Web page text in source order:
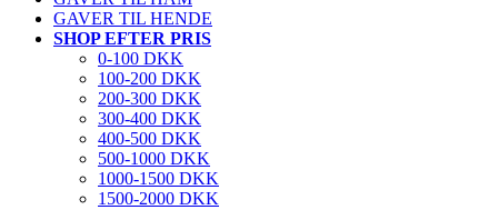
GAVER TIL HENDE
SHOP EFTER PRIS
0-100 DKK
100-200 DKK
200-300 DKK
300-400 DKK
400-500 DKK
500-1000 DKK
1000-1500 DKK
1500-2000 DKK